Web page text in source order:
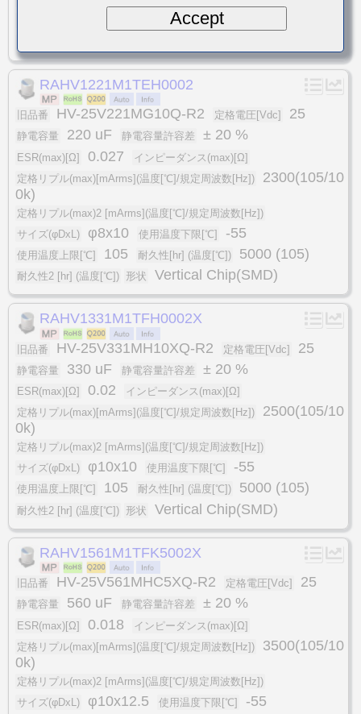
耐久性[hr] (温度[℃])
RAHV1221M1TEH0002
旧品番 HV-25V221MG10Q-R2 定格電圧[Vdc] 25
静電容量 220 uF 静電容量許容差 ± 20 %
ESR(max)[Ω] 0.027
インピーダンス(max)[Ω]
定格リプル(max)[mArms](温度[℃]/規定周波数[Hz])
2300(105/10
0k)
定格リプル(max)2 [mArms](温度[℃]/規定周波数[Hz])
サイズ(φDxL)
φ8x10 使用温度下限[℃] -55
使用温度上限[℃] 105 耐久性[hr] (温度[℃]) 5000 (105)
耐久性2 [hr] (温度[℃]) 形状 Vertical Chip(SMD)
RAHV1331M1TFH0002X
旧品番 HV-25V331MH10XQ-R2 定格電圧[Vdc] 25
静電容量 330 uF 静電容量許容差 ± 20 %
ESR(max)[Ω] 0.02
インピーダンス(max)[Ω]
定格リプル(max)[mArms](温度[℃]/規定周波数[Hz])
2500(105/10
0k)
定格リプル(max)2 [mArms](温度[℃]/規定周波数[Hz])
サイズ(φDxL)
φ10x10 使用温度下限[℃] -55
使用温度上限[℃] 105 耐久性[hr] (温度[℃]) 5000 (105)
耐久性2 [hr] (温度[℃]) 形状 Vertical Chip(SMD)
RAHV1561M1TFK5002X
旧品番 HV-25V561MHC5XQ-R2 定格電圧[Vdc] 25
静電容量 560 uF 静電容量許容差 ± 20 %
ESR(max)[Ω] 0.018
インピーダンス(max)[Ω]
定格リプル(max)[mArms](温度[℃]/規定周波数[Hz])
3500(105/10
0k)
定格リプル(max)2 [mArms](温度[℃]/規定周波数[Hz])
サイズ(φDxL)
φ10x12.5 使用温度下限[℃] -55
Accept